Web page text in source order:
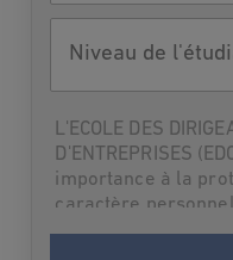
de
L'ECOLE DES
D'ENTREPRISES
importance à la
caractère personnel.
Par suite,L'ECOLE